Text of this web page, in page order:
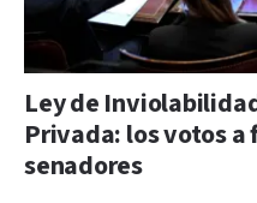
Ley de
Privada: los votos a
senadores